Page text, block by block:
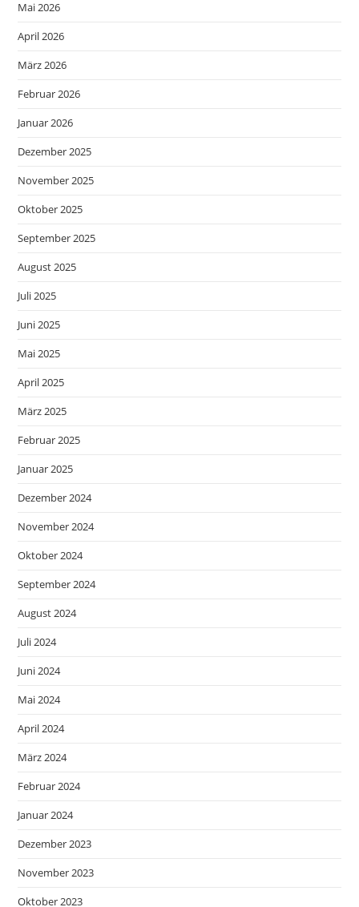
Mai 2026
April 2026
März 2026
Februar 2026
Januar 2026
Dezember 2025
November 2025
Oktober 2025
September 2025
August 2025
Juli 2025
Juni 2025
Mai 2025
April 2025
März 2025
Februar 2025
Januar 2025
Dezember 2024
November 2024
Oktober 2024
September 2024
August 2024
Juli 2024
Juni 2024
Mai 2024
April 2024
März 2024
Februar 2024
Januar 2024
Dezember 2023
November 2023
Oktober 2023